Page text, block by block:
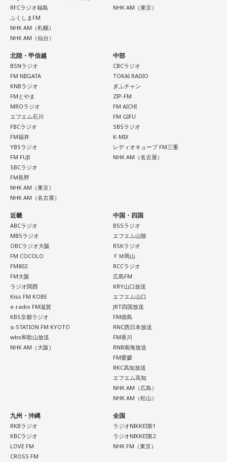
RFCラジオ福島
ふくしまFM
NHK AM（札幌）
NHK AM（仙台）
NHK AM（東京）
北陸・甲信越
BSNラジオ
FM NIIGATA
KNBラジオ
FMとやま
MROラジオ
エフエム石川
FBCラジオ
FM福井
YBSラジオ
FM FUJI
SBCラジオ
FM長野
NHK AM（東京）
NHK AM（名古屋）
中部
CBCラジオ
TOKAI RADIO
ぎふチャン
ZIP-FM
FM AICHI
FM GIFU
SBSラジオ
K-MIX
レディオキューブ FM三重
NHK AM（名古屋）
近畿
ABCラジオ
MBSラジオ
OBCラジオ大阪
FM COCOLO
FM802
FM大阪
ラジオ関西
Kiss FM KOBE
e-radio FM滋賀
KBS京都ラジオ
α-STATION FM KYOTO
wbs和歌山放送
NHK AM（大阪）
中国・四国
BSSラジオ
エフエム山陰
RSKラジオ
ＦＭ岡山
RCCラジオ
広島FM
KRY山口放送
エフエム山口
JRT四国放送
FM徳島
RNC西日本放送
FM香川
RNB南海放送
FM愛媛
RKC高知放送
エフエム高知
NHK AM（広島）
NHK AM（松山）
九州・沖縄
RKBラジオ
KBCラジオ
LOVE FM
CROSS FM
全国
ラジオNIKKEI第1
ラジオNIKKEI第2
NHK FM（東京）